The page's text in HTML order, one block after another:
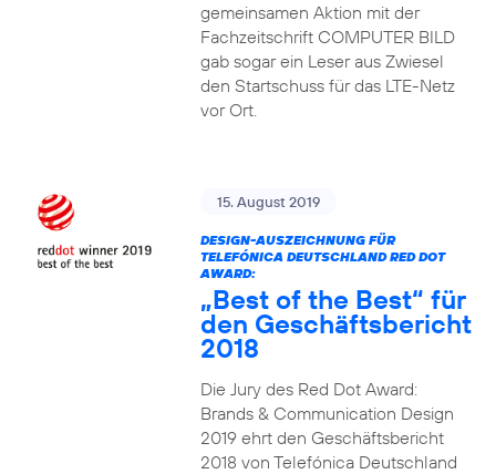
gemeinsamen Aktion mit der
Fachzeitschrift COMPUTER BILD
gab sogar ein Leser aus Zwiesel
den Startschuss für das LTE-Netz
vor Ort.
15. August 2019
DESIGN-AUSZEICHNUNG FÜR
TELEFÓNICA DEUTSCHLAND RED DOT
AWARD:
„Best of the Best“ für
den Geschäftsbericht
2018
Die Jury des Red Dot Award:
Brands & Communication Design
2019 ehrt den Geschäftsbericht
2018 von Telefónica Deutschland